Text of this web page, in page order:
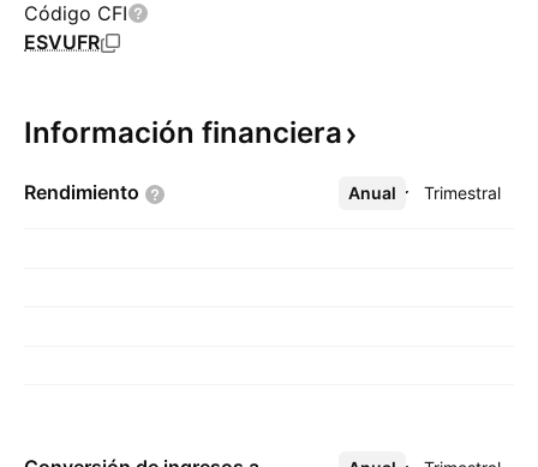
Código CFI
ESVUFR
Información financiera
Rendimiento Anual Trimestral
Más